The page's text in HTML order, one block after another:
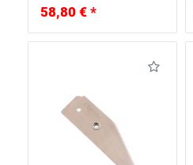
58,80 € *